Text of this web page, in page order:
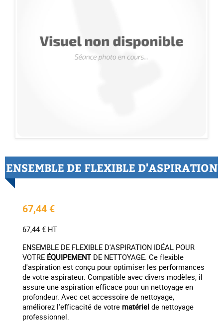
ENSEMBLE DE FLEXIBLE D'ASPIRATION
67,44 €
67,44 € HT
ENSEMBLE DE FLEXIBLE D'ASPIRATION IDÉAL POUR
VOTRE ÉQUIPEMENT DE NETTOYAGE. Ce flexible
d'aspiration est conçu pour optimiser les performances
de votre aspirateur. Compatible avec divers modèles, il
assure une aspiration efficace pour un nettoyage en
profondeur. Avec cet accessoire de nettoyage,
améliorez l'efficacité de votre matériel de nettoyage
professionnel.